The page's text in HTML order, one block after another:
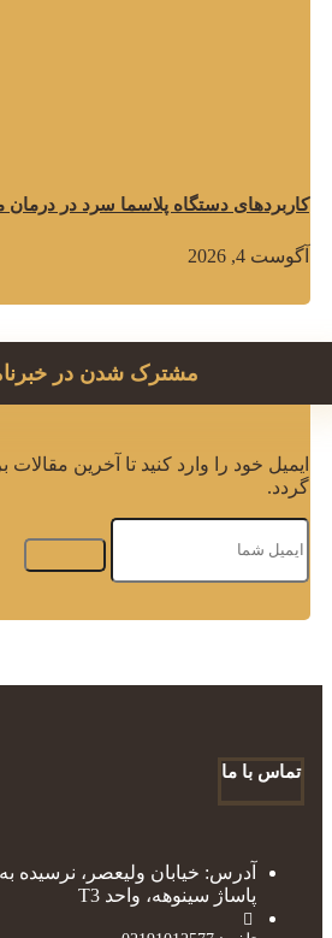
کاربردهای دستگاه پلاسما سرد در
آگوست 4, 2026
مشترک شدن در
ایمیل خود را وارد کنید تا آخرین
گردد.
تماس با ما
آدرس: خیابان ولیعصر، نرسیده
پاساژ سینوهه، واحد T3